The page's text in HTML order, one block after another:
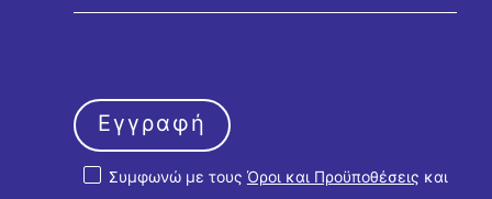
Συμφωνώ με τους Όροι και Προϋποθέσεις και
Εγγραφή